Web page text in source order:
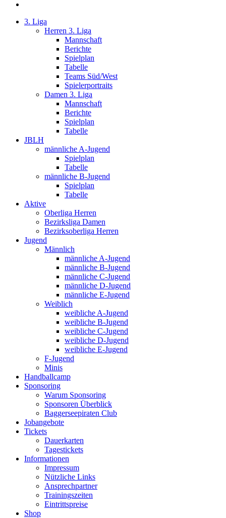
3. Liga
Herren 3. Liga
Mannschaft
Berichte
Spielplan
Tabelle
Teams Süd/West
Spielerportraits
Damen 3. Liga
Mannschaft
Berichte
Spielplan
Tabelle
JBLH
männliche A-Jugend
Spielplan
Tabelle
männliche B-Jugend
Spielplan
Tabelle
Aktive
Oberliga Herren
Bezirksliga Damen
Bezirksoberliga Herren
Jugend
Männlich
männliche A-Jugend
männliche B-Jugend
männliche C-Jugend
männliche D-Jugend
männliche E-Jugend
Weiblich
weibliche A-Jugend
weibliche B-Jugend
weibliche C-Jugend
weibliche D-Jugend
weibliche E-Jugend
F-Jugend
Minis
Handballcamp
Sponsoring
Warum Sponsoring
Sponsoren Überblick
Baggerseepiraten Club
Jobangebote
Tickets
Dauerkarten
Tagestickets
Informationen
Impressum
Nützliche Links
Ansprechpartner
Trainingszeiten
Eintrittspreise
Shop